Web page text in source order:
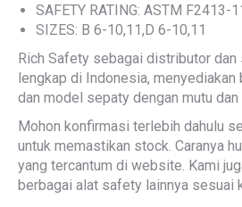
SAFETY RATING: ASTM
SIZES: B 6-10,11,D 6-10,11
Rich Safety sebagai distributor
lengkap di Indonesia, menyediakan
dan model sepaty dengan mutu
Mohon konfirmasi terlebih dahulu
untuk memastikan stock. Caranya
yang tercantum di website. Kami
berbagai alat safety lainnya sesuai